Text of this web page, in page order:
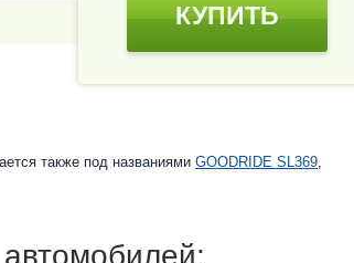
КУПИТЬ
также под названиями GOODRIDE SL369,